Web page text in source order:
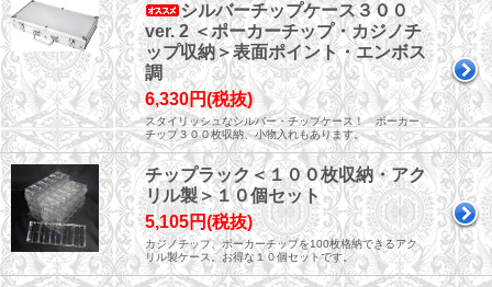
シルバーチップケース３００
ver. 2 ＜ポーカーチップ・カジノチ
ップ収納＞表面ポイント・エンボス
調
6,330円(税抜)
スタイリッシュなシルバー・チップケース！ ポーカー
チップ３００枚収納、小物入れもあります。
チップラック＜１００枚収納・アク
リル製＞１０個セット
5,105円(税抜)
カジノチップ、ポーカーチップを100枚格納できるアク
リル製ケース。お得な１０個セットです。